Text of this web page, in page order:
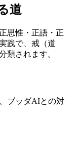
道
思惟・正語・正
践で、戒（道
類されます。
ブッダAIとの対